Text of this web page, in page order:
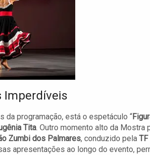
Imperdíveis
da programação, está o espetáculo “
Tita. Outro momento alto da Mostra
Zumbi dos Palmares, conduzido pela TF
apresentações ao longo do evento,